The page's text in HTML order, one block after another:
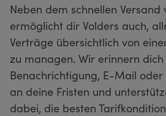
Neben dem schnellen Versand
ermöglicht dir Volders auch,
Verträge übersichtlich von
zu managen. Wir erinnern
Benachrichtigung, E-Mail oder
an deine Fristen und
dabei, die besten